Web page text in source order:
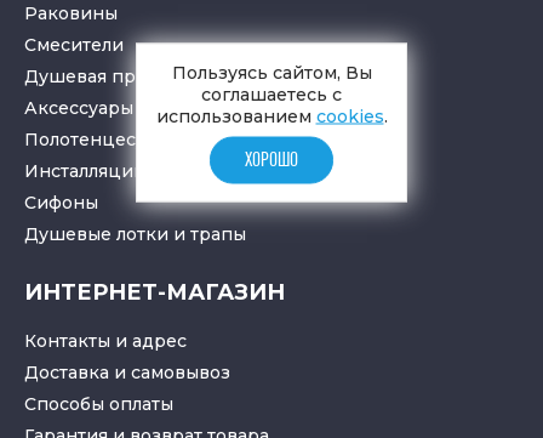
Раковины
Смесители
Душевая программа
Аксессуары в ванную
Полотенцесушители
Инсталляции для санузлов
Cифоны
Душевые лотки и трапы
ИНТЕРНЕТ-МАГАЗИН
Контакты и адрес
Доставка и самовывоз
Способы оплаты
Пользуясь сайтом, Вы
соглашаетесь с
использованием cookies.
ХОРОШО